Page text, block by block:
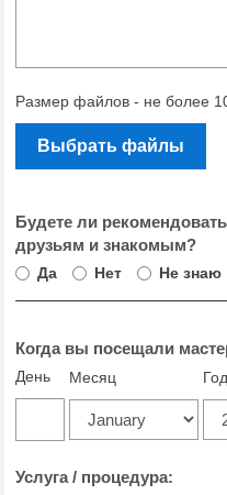
Размер файлов - не более
Выбрать файлы
Будете ли
друзьям и знакомым?
Да Нет Не знаю
Когда вы посещали
День Месяц Год
Услуга / процедура: